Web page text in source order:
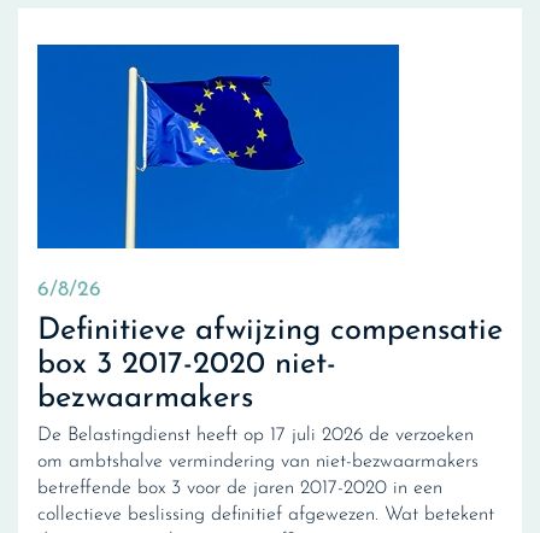
6/8/26
Definitieve afwijzing compensatie
box 3 2017-2020 niet-
bezwaarmakers
De Belastingdienst heeft op 17 juli 2026 de verzoeken
om ambtshalve vermindering van niet-bezwaarmakers
betreffende box 3 voor de jaren 2017-2020 in een
collectieve beslissing definitief afgewezen. Wat betekent